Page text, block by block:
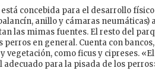
está concebida para el desarrollo
anillo y cámaras neumáticas)
las mimas fuentes. El resto del
perros en general. Cuenta con
vegetación, como ficus y cipreses.
para la pisada de los